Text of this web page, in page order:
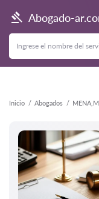
Abogado-
Inicio Abogados
Atrás